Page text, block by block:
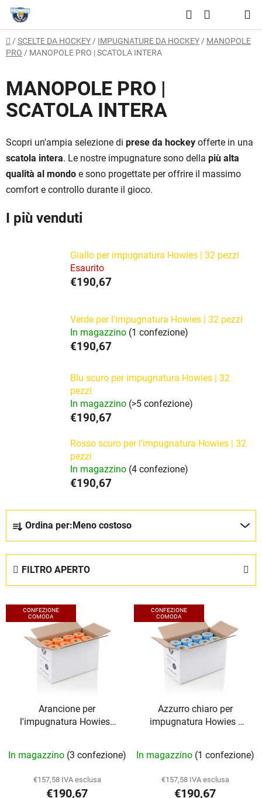
Vai
contenuto
Ricerca
DELLA
Casa
/ SCELTE DA HOCKEY / IMPUGNATURE DA HOCKEY / MANOPOLE
PRO / MANOPOLE PRO | SCATOLA INTERA
MANOPOLE PRO |
SCATOLA INTERA
Scopri un'ampia selezione di prese da hockey offerte in una
scatola intera. Le nostre impugnature sono della più alta
qualità al mondo e sono progettate per offrire il massimo
comfort e controllo durante il gioco.
I più venduti
Giallo per impugnatura Howies | 32 pezzi
Esaurito
€190,67
Verde per l'impugnatura Howies | 32 pezzi
In magazzino (1 confezione)
€190,67
Blu scuro per impugnatura Howies | 32
pezzi
In magazzino (>5 confezione)
€190,67
Rosso scuro per l'impugnatura Howies | 32
pezzi
In magazzino (4 confezione)
€190,67
m
e
o
Ordina per:Meno costoso
FILTRO APERTO
E
l
r
CONFEZIONE
COMODA
Arancione per
l'impugnatura Howies |
In magazzino (3 confezione)
€157,58 IVA esclusa
€190,67
CONFEZIONE
COMODA
Azzurro chiaro per
impugnatura Howies |
In magazzino (1 confezione)
€157,58 IVA esclusa
€190,67